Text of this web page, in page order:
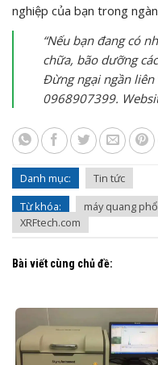
nghiệp của bạn trong
“Nếu bạn đang có
chữa, bão dưỡng
Đừng ngại ngần
0968907399.
Danh mục:
Tin tức
Từ khóa:
máy quang
XRFtech.com
Bài viết cùng chủ đề: